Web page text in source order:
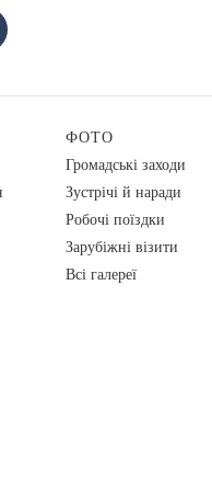
ФОТО
Громадські заходи
Зустрічі й наради
Робочі поїздки
Зарубіжні візити
Всі галереї